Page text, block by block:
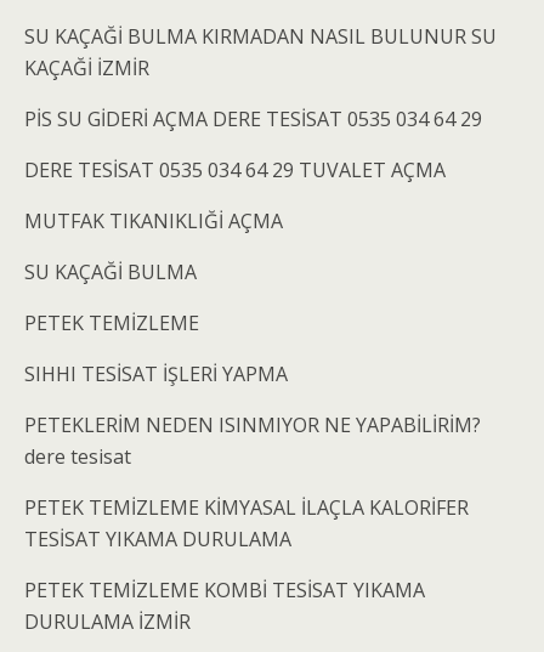
SU KAÇAĞİ BULMA KIRMADAN NASIL BULUNUR SU
KAÇAĞİ İZMİR
PİS SU GİDERİ AÇMA DERE TESİSAT 0535 034 64 29
DERE TESİSAT 0535 034 64 29 TUVALET AÇMA
MUTFAK TIKANIKLIĞİ AÇMA
SU KAÇAĞİ BULMA
PETEK TEMİZLEME
SIHHI TESİSAT İŞLERİ YAPMA
PETEKLERİM NEDEN ISINMIYOR NE YAPABİLİRİM?
dere tesisat
PETEK TEMİZLEME KİMYASAL İLAÇLA KALORİFER
TESİSAT YIKAMA DURULAMA
PETEK TEMİZLEME KOMBİ TESİSAT YIKAMA
DURULAMA İZMİR